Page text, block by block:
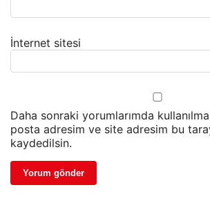
İnternet sitesi
Daha sonraki yorumlarımda
posta adresim ve site adresim bu
kaydedilsin.